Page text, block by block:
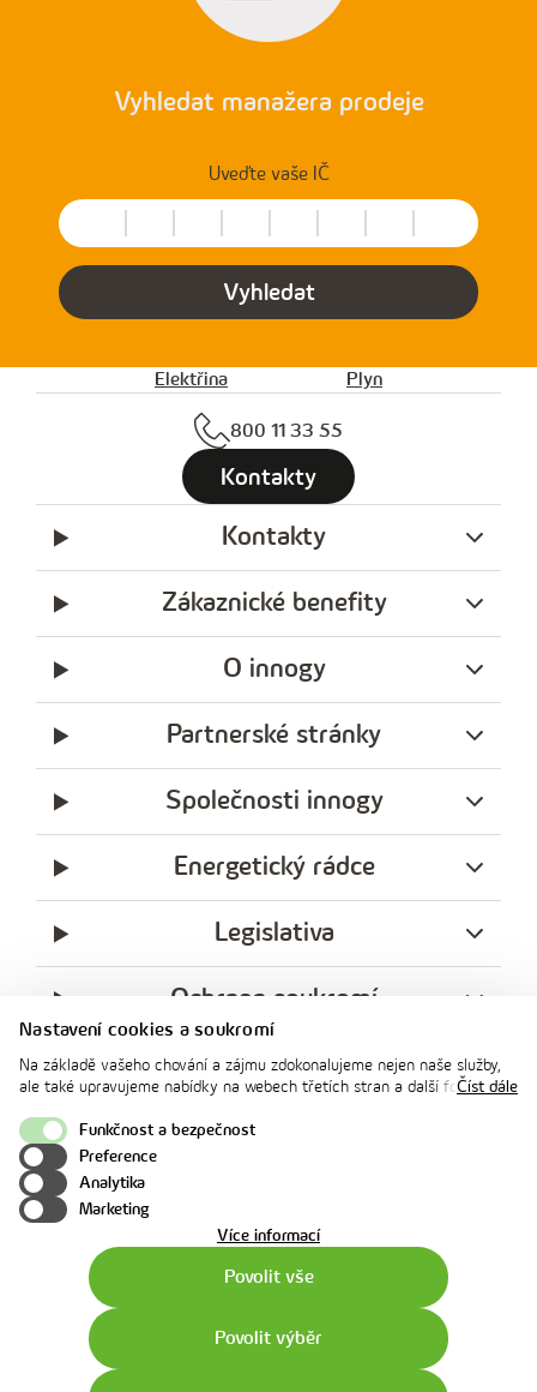
Nastavení cookies a soukromí
Na základě vašeho chování a zájmu zdokonalujeme nejen naše služby,
ale také upravujeme nabídky na webech třetích stran a další formy
souhlasu. Svoje nastavení můžete kdykoliv změnit v zápatí stránky v
„Nastavení soukromí". Více informací o tom, jak se soubory cookies a
osobními údaji pracujeme, včetně možností uplatnění vašich práv,
naleznete na webové stránce v sekci
Číst dále
Funkčnost a bezpečnost
Preference
Analytika
Marketing
Více informacío
Povolit vše
Povolit výběr
Vyhledat manažera prodeje
Uveďte vaše IČ
Vyhledat
Elektřina Plyn
800 11 33 55
Kontakty
Kontakty
Zákaznické benefity
O innogy
Partnerské stránky
Společnosti innogy
Energetický rádce
Legislativa
Ochrana soukromí
innogy
innogy Premium